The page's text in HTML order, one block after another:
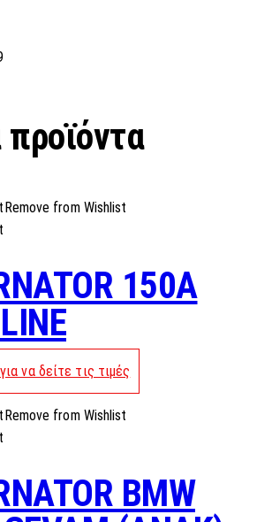
Remove from Wishlist
150A
να δείτε τις τιμές
Remove from Wishlist
BMW